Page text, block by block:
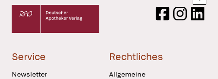
Deutscher Apotheker Verlag Logo
FacebookInstagram
Service
Newsletter
Rechtliches
Allgemeine